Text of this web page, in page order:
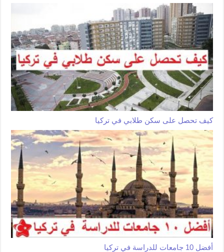
كيف تحصل على سكن طلابي في تركيا
أفضل 10 جامعات للدراسة في تركيا